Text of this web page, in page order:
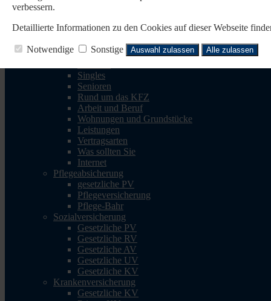
Reisen
Reiserücktritt
Reisegepäck
Rechtsschutz
Singles
Senioren
Rund um das KFZ
Arbeit und Beruf
Wohnungen und Grundstücke
Leistungen
Vertragsarten
Was sollten Sie
Internet
Pflegeabsicherung
gesetzliche PV
Pflegeversicherung
Pflege-Bahr
Sozialversicherung
Gesetzliche PV
Gesetzliche RV
Gesetzliche AV
Gesetzliche UV
Gesetzliche KV
Krankenversicherung
Gesetzliche KV
verbessern.
Detaillierte Informationen zu den Cookies auf dieser Webseite
Notwendige Sonstige Auswahl zulassen Alle zulassen